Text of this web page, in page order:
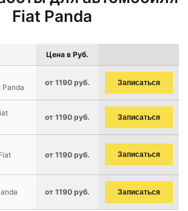
Fiat Panda
Цена в Руб.
Panda
от 1190 руб. Записаться
от 1190 руб. Записаться
от 1190 руб. Записаться
от 1190 руб. Записаться